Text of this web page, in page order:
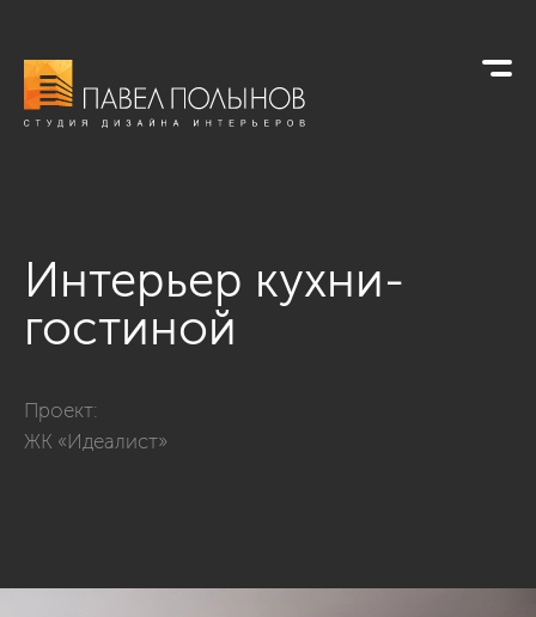
Интерьер кухни-
гостиной
Проект:
ЖК «Идеалист»